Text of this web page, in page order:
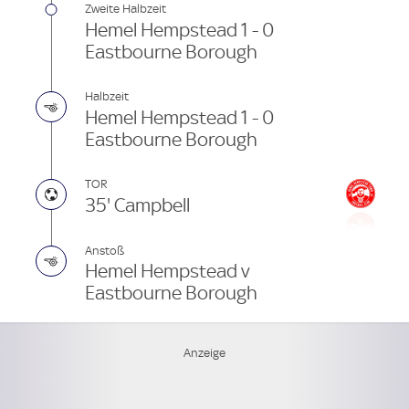
Zweite Halbzeit
Hemel Hempstead 1 - 0
Eastbourne Borough
Halbzeit
Hemel Hempstead 1 - 0
Eastbourne Borough
TOR
35' Campbell
Anstoß
Hemel Hempstead v
Eastbourne Borough